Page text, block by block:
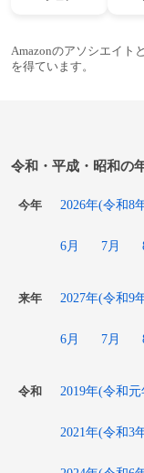
Amazonのアソシエイト
を得ています。
令和・平成・昭和の
今年 2026年(令和8
6月 7月
来年 2027年(令和9
6月 7月
令和 2019年(令和元
2021年(令和3